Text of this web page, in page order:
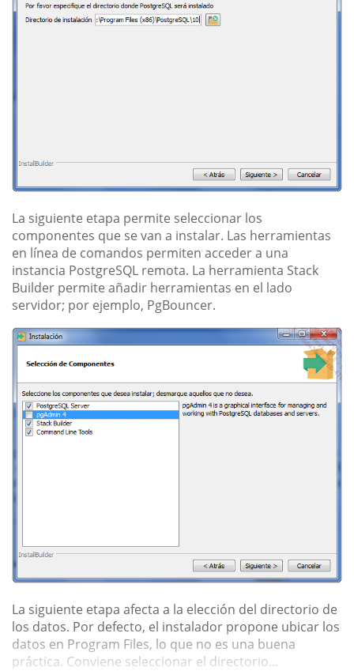
La siguiente etapa permite seleccionar los
componentes que se van a instalar. Las herramientas
en línea de comandos permiten acceder a una
instancia PostgreSQL remota. La herramienta Stack
Builder permite añadir herramientas en el lado
servidor; por ejemplo, PgBouncer.
La siguiente etapa afecta a la elección del directorio de
los datos. Por defecto, el instalador propone ubicar los
datos en Program Files, lo que no es una buena
práctica. Conviene seleccionar el directorio...